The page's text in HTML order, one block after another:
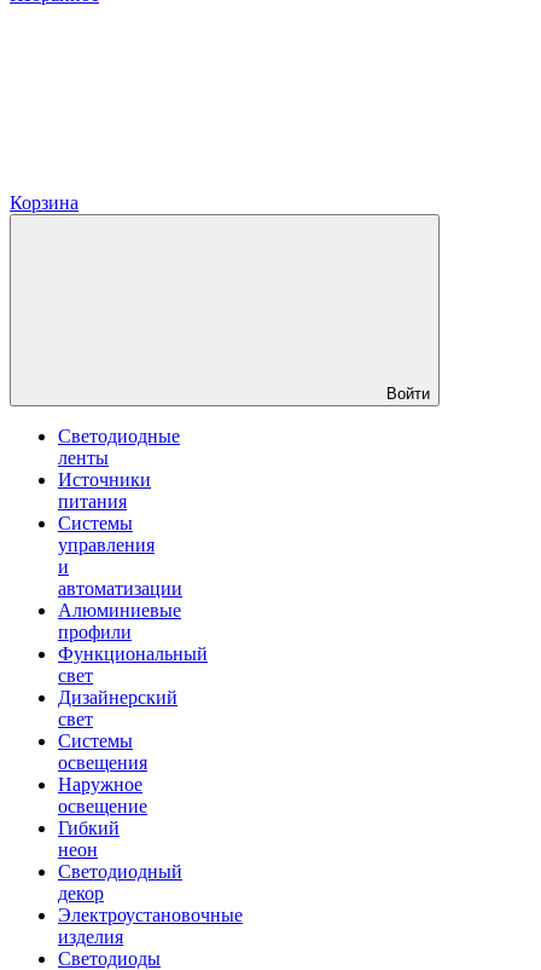
Корзина
Войти
Светодиодные
ленты
Источники
питания
Системы
управления
и
автоматизации
Алюминиевые
профили
Функциональный
свет
Дизайнерский
свет
Системы
освещения
Наружное
освещение
Гибкий
неон
Светодиодный
декор
Электроустановочные
изделия
Светодиоды